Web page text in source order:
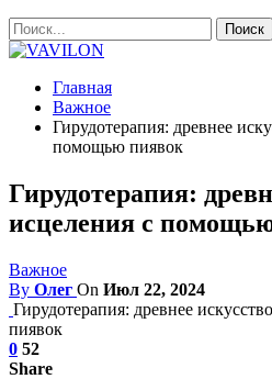
Главная
Важное
Гирудотерапия: древнее
помощью пиявок
Гирудотерапия:
исцеления с
Важное
By Олег On Июл 22, 2024
Гирудотерапия: древнее
пиявок
0 52
Share